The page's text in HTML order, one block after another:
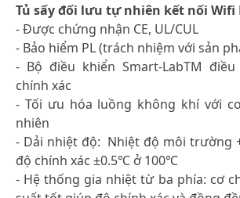
Tủ sấy đối lưu tự nhiên kết nối Wifi
- Được chứng nhận CE, UL/CUL
- Bảo hiểm PL (trách nhiệm với sản
- Bộ điều khiển Smart-LabTM
chính xác
- Tối ưu hóa luồng không khí với
nhiên
- Dải nhiệt độ: Nhiệt độ môi
độ chính xác ±0.5℃ ở 100℃
- Hệ thống gia nhiệt từ ba phía: cơ